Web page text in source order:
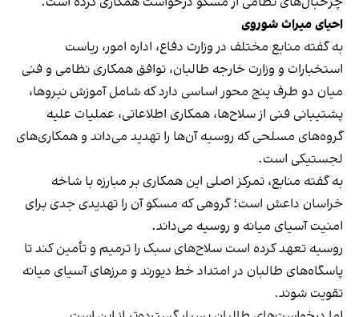
احیای میراث شوروی
به گفته منابع مختلف در وزارت دفاع، اداره امور، ریاست
استخبارات و وزارت خارجه طالبان، توافق همکاری نظامی و فنی
میان دو طرف پنج محور اساسی دارد که شامل آموزش نیروها،
پشتیبانی فنی از سلاح‌ها، همکاری اطلاعاتی، عملیات علیه
گروه‌های مسلحی که روسیه آن‌ها را تهدید می‌داند و همکاری‌های
لجستیکی است.
به گفته منابع، تمرکز اصلی این همکاری بر مبارزه با شاخه
خراسان داعش است؛ گروهی که مسکو آن را تهدیدی جدی برای
امنیت آسیای میانه و روسیه می‌داند.
روسیه تعهد کرده است سلاح‌های سبک را ترمیم و تأمین کند تا
پاسگاه‌های طالبان در امتداد خط دیورند و مرزهای آسیای میانه
تقویت شوند.